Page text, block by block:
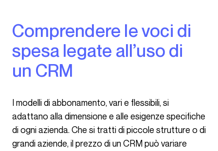
Comprendere le voci di
spesa legate all’uso di
un CRM
I modelli di abbonamento, vari e flessibili, si
adattano alla dimensione e alle esigenze specifiche
di ogni azienda. Che si tratti di piccole strutture o di
grandi aziende, il prezzo di un CRM può variare